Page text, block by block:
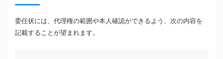
委任状には、代理権の範囲や本人確認ができるよう、次の内容を
記載することが望まれます。